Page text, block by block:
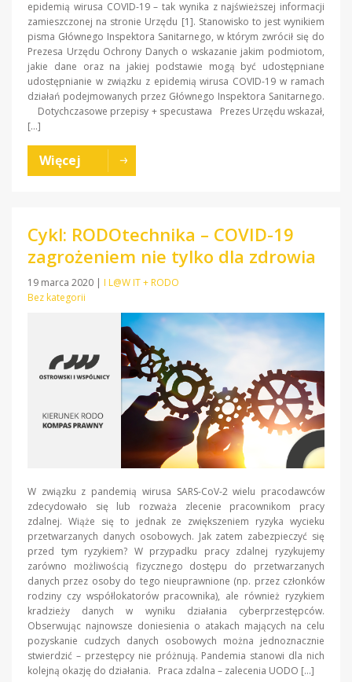
epidemią wirusa COVID-19 – tak wynika z najświeższej informacji
zamieszczonej na stronie Urzędu [1]. Stanowisko to jest wynikiem
pisma Głównego Inspektora Sanitarnego, w którym zwrócił się do
Prezesa Urzędu Ochrony Danych o wskazanie jakim podmiotom,
jakie dane oraz na jakiej podstawie mogą być udostępniane
udostępnianie w związku z epidemią wirusa COVID-19 w ramach
działań podejmowanych przez Głównego Inspektora Sanitarnego.
Dotychczasowe przepisy + specustawa Prezes Urzędu wskazał,
[…]
Więcej
Cykl: RODOtechnika – COVID-19
zagrożeniem nie tylko dla zdrowia
19 marca 2020 | I L@W IT + RODO
Bez kategorii
W związku z pandemią wirusa SARS-CoV-2 wielu pracodawców
zdecydowało się lub rozważa zlecenie pracownikom pracy
zdalnej. Wiąże się to jednak ze zwiększeniem ryzyka wycieku
przetwarzanych danych osobowych. Jak zatem zabezpieczyć się
przed tym ryzykiem? W przypadku pracy zdalnej ryzykujemy
zarówno możliwością fizycznego dostępu do przetwarzanych
danych przez osoby do tego nieuprawnione (np. przez członków
rodziny czy współlokatorów pracownika), ale również ryzykiem
kradzieży danych w wyniku działania cyberprzestępców.
Obserwując najnowsze doniesienia o atakach mających na celu
pozyskanie cudzych danych osobowych można jednoznacznie
stwierdzić – przestępcy nie próżnują. Pandemia stanowi dla nich
kolejną okazję do działania. Praca zdalna – zalecenia UODO […]